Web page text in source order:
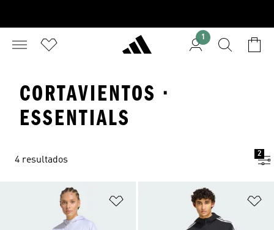
1
CORTAVIENTOS ·
ESSENTIALS
4 resultados
2
Añadir a la lista de deseos